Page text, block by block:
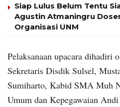
Siap Lulus Belum Tentu
Agustin Atmaningru
Organisasi UNM
Pelaksanaan upacara dihadiri
Sekretaris Disdik Sulsel,
Sumiharto, Kabid SMA Muh
Umum dan Kepegawaian